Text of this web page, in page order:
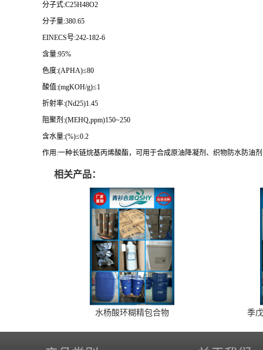
分子式:C25H48O2
分子量:380.65
EINECS号:242-182-6
含量:95%
色度:(APHA)≤80
酸值:(mgKOH/g)≤1
折射率:(Nd25)1.45
阻聚剂:(MEHQ,ppm)150~250
含水量:(%)≤0.2
作用:一种长链烷基丙烯酸酯，可用于合成原油降凝剂、织物防水防油
相关产品：
水杨酸环糊精包合物 季